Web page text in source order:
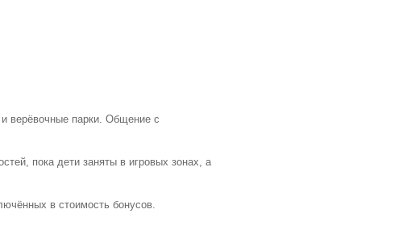
верёвочные парки. Общение с
пока дети заняты в игровых зонах, а
в стоимость бонусов.